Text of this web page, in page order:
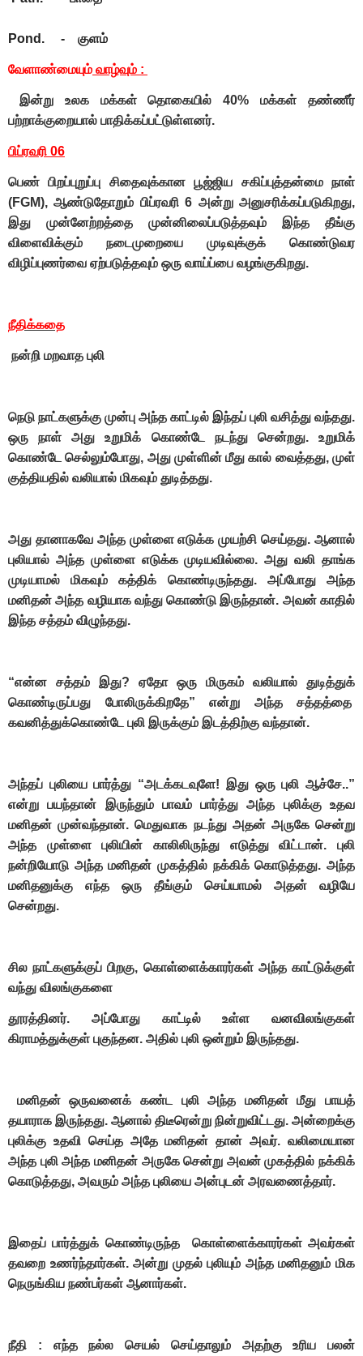
Pond. - குளம்
வேளாண்மையும் வாழ்வும் :
இன்று உலக மக்கள் தொகையில் 40% மக்கள் தண்ணீர்
பற்றாக்குறையால் பாதிக்கப்பட்டுள்ளனர்.
பிப்ரவரி 06
பெண் பிறப்புறுப்பு சிதைவுக்கான பூஜ்ஜிய சகிப்புத்தன்மை நாள்
(FGM), ஆண்டுதோறும் பிப்ரவரி 6 அன்று அனுசரிக்கப்படுகிறது,
இது முன்னேற்றத்தை முன்னிலைப்படுத்தவும் இந்த தீங்கு
விளைவிக்கும் நடைமுறையை முடிவுக்குக் கொண்டுவர
விழிப்புணர்வை ஏற்படுத்தவும் ஒரு வாய்ப்பை வழங்குகிறது.
நீதிக்கதை
நன்றி மறவாத புலி
நெடு நாட்களுக்கு முன்பு அந்த காட்டில் இந்தப் புலி வசித்து வந்தது.
ஒரு நாள் அது உறுமிக் கொண்டே நடந்து சென்றது. உறுமிக்
கொண்டே செல்லும்போது, அது முள்ளின் மீது கால் வைத்தது, முள்
குத்தியதில் வலியால் மிகவும் துடித்தது.
அது தானாகவே அந்த முள்ளை எடுக்க முயற்சி செய்தது. ஆனால்
புலியால் அந்த முள்ளை எடுக்க முடியவில்லை. அது வலி தாங்க
முடியாமல் மிகவும் கத்திக் கொண்டிருந்தது. அப்போது அந்த
மனிதன் அந்த வழியாக வந்து கொண்டு இருந்தான். அவன் காதில்
இந்த சத்தம் விழுந்தது.
“என்ன சத்தம் இது? ஏதோ ஒரு மிருகம் வலியால் துடித்துக்
கொண்டிருப்பது போலிருக்கிறதே” என்று அந்த சத்தத்தை
கவனித்துக்கொண்டே புலி இருக்கும் இடத்திற்கு வந்தான்.
அந்தப் புலியை பார்த்து “அடக்கடவுளே! இது ஒரு புலி ஆச்சே..”
என்று பயந்தான் இருந்தும் பாவம் பார்த்து அந்த புலிக்கு உதவ
மனிதன் முன்வந்தான். மெதுவாக நடந்து அதன் அருகே சென்று
அந்த முள்ளை புலியின் காலிலிருந்து எடுத்து விட்டான். புலி
நன்றியோடு அந்த மனிதன் முகத்தில் நக்கிக் கொடுத்தது. அந்த
மனிதனுக்கு எந்த ஒரு தீங்கும் செய்யாமல் அதன் வழியே
சென்றது.
சில நாட்களுக்குப் பிறகு, கொள்ளைக்காரர்கள் அந்த காட்டுக்குள்
வந்து விலங்குகளை
தூரத்தினர். அப்போது காட்டில் உள்ள வனவிலங்குகள்
கிராமத்துக்குள் புகுந்தன. அதில் புலி ஒன்றும் இருந்தது.
மனிதன் ஒருவனைக் கண்ட புலி அந்த மனிதன் மீது பாயத்
தயாராக இருந்தது. ஆனால் திடீரென்று நின்றுவிட்டது. அன்றைக்கு
புலிக்கு உதவி செய்த அதே மனிதன் தான் அவர். வலிமையான
அந்த புலி அந்த மனிதன் அருகே சென்று அவன் முகத்தில் நக்கிக்
கொடுத்தது, அவரும் அந்த புலியை அன்புடன் அரவணைத்தார்.
இதைப் பார்த்துக் கொண்டிருந்த கொள்ளைக்காரர்கள் அவர்கள்
தவறை உணர்ந்தார்கள். அன்று முதல் புலியும் அந்த மனிதனும் மிக
நெருங்கிய நண்பர்கள் ஆனார்கள்.
நீதி : எந்த நல்ல செயல் செய்தாலும் அதற்கு உரிய பலன்